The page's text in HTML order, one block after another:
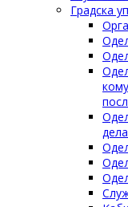
Градска